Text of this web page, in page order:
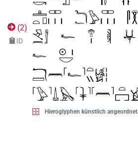
(2)
ID
Hieroglyphen künstlich angeordnet